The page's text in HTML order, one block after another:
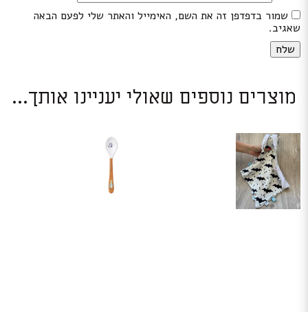
שמור בדפדפן זה את השם, האימייל והאתר שלי לפעם הבאה
שאגיב.
מוצרים נוספים שאולי יעניינו אותך...